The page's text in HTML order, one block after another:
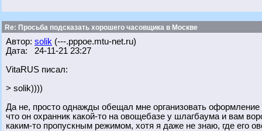
Re: Просьба подсказать хорошего часовщика в Москве
Автор: solik (---.pppoe.mtu-net.ru)
Дата: 24-11-21 23:27
VitaRUS писал:
> solik))))
Да не, просто однажды обещал мне организовать
что он охранник какой-то на овощебазе у шлагбаума и вам
каким-то пропускным режимом, хотя я даже не знаю, где его